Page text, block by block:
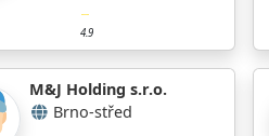
4.9
M&J Holding s.r.o.
Brno-střed